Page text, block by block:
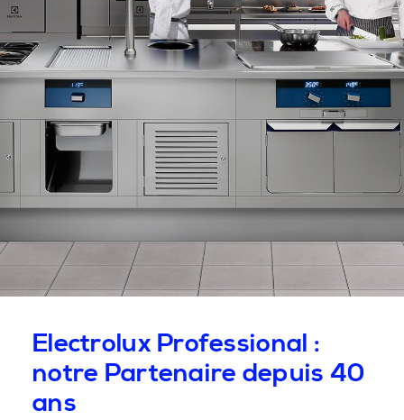
Electrolux Professional :
notre Partenaire depuis 40
ans